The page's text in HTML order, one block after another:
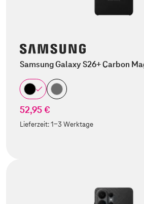
Samsung Galaxy S26+ Carbon
52,95 €
Lieferzeit:1-3 Werktage